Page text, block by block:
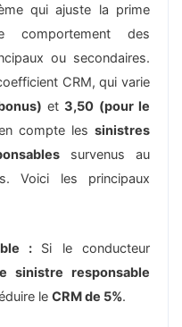
qui ajuste la prime
comportement des
ou secondaires.
CRM, qui varie
et3,50 (pour le
compte les sinistres
survenus au
Voici les principaux
: Si le conducteur
sinistre responsable
le CRM de 5%.